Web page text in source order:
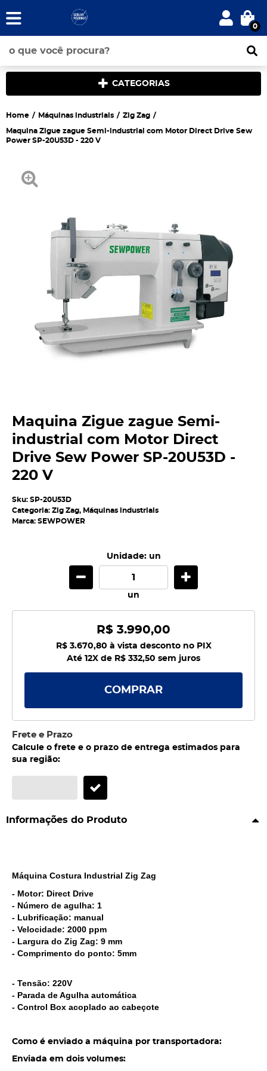
0
CATEGORIAS
Home Máquinas industriais Zig Zag
Maquina Zigue zague Semi-industrial com Motor Direct Drive Sew
Power SP-20U53D - 220 V
Maquina Zigue zague Semi-
industrial com Motor Direct
Drive Sew Power SP-20U53D -
220 V
Sku: SP-20U53D
Categoria: Zig Zag, Máquinas industriais
Marca: SEWPOWER
Unidade: un
un
R$ 3.990,00
R$ 3.670,80 à vista desconto no PIX
Até 12X de R$ 332,50 sem juros
COMPRAR
Frete e Prazo
Calcule o frete e o prazo de entrega estimados para
sua região:
Informações do Produto
Máquina Costura Industrial Zig Zag
- Motor: Direct Drive
- Número de agulha: 1
- Lubrificação: manual
- Velocidade: 2000 ppm
- Largura do Zig Zag: 9 mm
- Comprimento do ponto: 5mm
- Tensão: 220V
- Parada de Agulha automática
- Control Box acoplado ao cabeçote
Como é enviado a máquina por transportadora:
Enviada em dois volumes: